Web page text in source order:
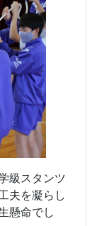
級スタンツ
夫を凝らし
懸命でし